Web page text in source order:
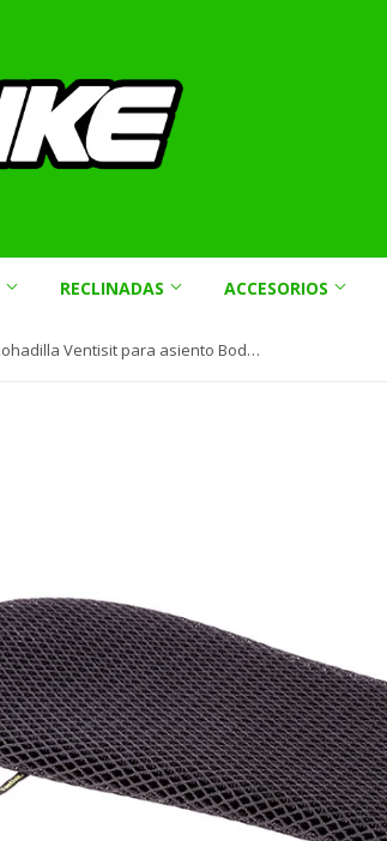
RECLINADAS ACCESORIOS
Almohadilla Ventisit para asiento BodyLink